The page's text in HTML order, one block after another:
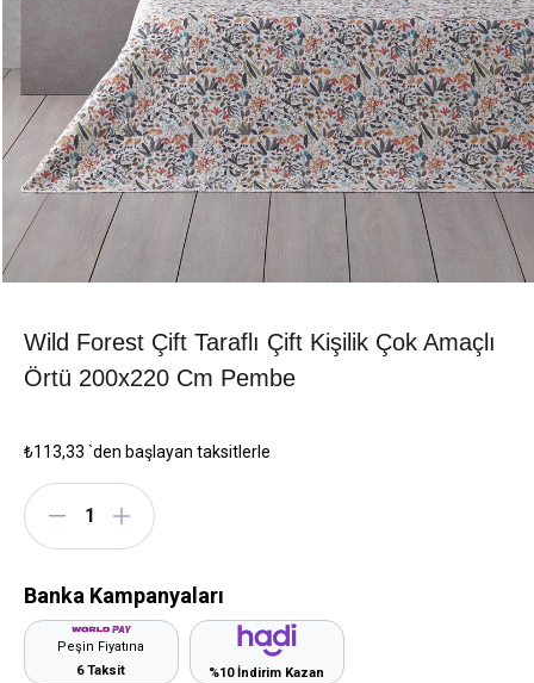
Wild Forest Çift Taraflı Çift Kişilik Çok Amaçlı
Örtü 200x220 Cm Pembe
₺113,33 `den başlayan taksitlerle
Banka Kampanyaları
Peşin Fiyatına
6 Taksit
%10 İndirim Kazan